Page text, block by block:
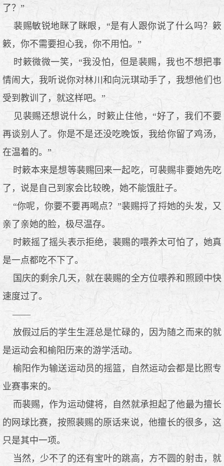
了？”
裴赐敏锐地眯了眯眼，“是有人跟你说了什么吗？簌
簌，你不需要担心我，你不用怕。”
时簌微微一笑，“我没怕，但是裴赐，我也不想把事
情闹大，我听说你对林川和向沅琪动手了，我想他们也
受到教训了，就这样吧。”
见裴赐还想说什么，时簌止住他，“好了，我们不要
再谈别人了。你是不是还没吃晚饭，我给你留了鸡汤，
在温着的。”
时簌本来是想等裴赐回来一起吃，可裴赐非要她先吃
了，说是自己到家会比较晚，她不能饿肚子。
“你呢，你要不要再喝点？”裴赐捋了捋她的头发，又
亲了亲她的脸，极尽温存。
时簌摇了摇头表示拒绝，裴赐的喂养太可怕了，她真
是一点都吃不下了。
国庆的剩余几天，就在裴赐的全方位喂养和照顾中快
速度过了。
——
放假过后的学生生涯总是忙碌的，因为随之而来的就
是运动会和榆阳历来的游学活动。
榆阳作为输送运动员的摇篮，自然运动会都是比照专
业赛事来的。
而裴赐，作为运动健将，自然就承担起了他最为擅长
的网球比赛，按照裴赐的原话来说，他擅长的很多，这
只是其中一项。
当然，少不了的还有宝叶的跳高，方不圆的射击，就